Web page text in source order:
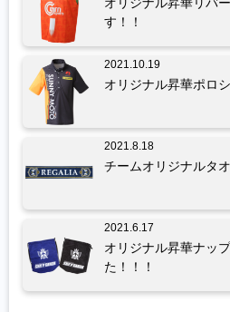
す！！
2021.10.19
オリジナル昇華ポロ
2021.8.18
チームオリジナルタ
2021.6.17
オリジナル昇華ナッ
た！！！